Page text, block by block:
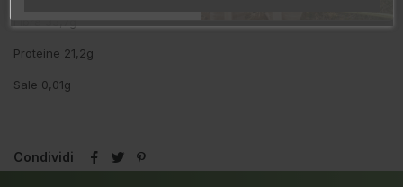
Proteine 21,2g
Sale 0,01g
Condividi